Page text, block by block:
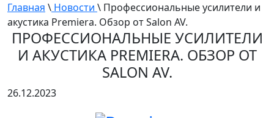
Главная \ Новости \ Профессиональные усилители и
акустика Premiera. Обзор от Salon AV.
ПРОФЕССИОНАЛЬНЫЕ УСИЛИТЕЛИ
И АКУСТИКА PREMIERA. ОБЗОР ОТ
SALON AV.
26.12.2023